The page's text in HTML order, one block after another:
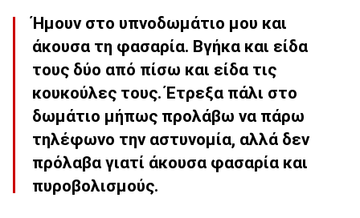
Ήμουν στο υπνοδωμάτιο μου και
άκουσα τη φασαρία. Βγήκα και είδα
τους δύο από πίσω και είδα τις
κουκούλες τους. Έτρεξα πάλι στο
δωμάτιο μήπως προλάβω να πάρω
τηλέφωνο την αστυνομία, αλλά δεν
πρόλαβα γιατί άκουσα φασαρία και
πυροβολισμούς.